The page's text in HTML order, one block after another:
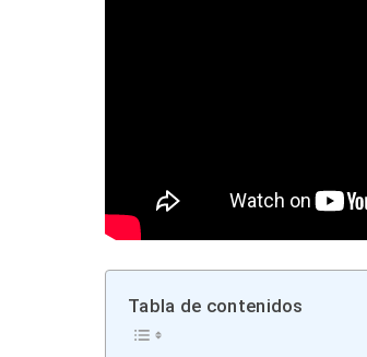
Tabla de contenidos